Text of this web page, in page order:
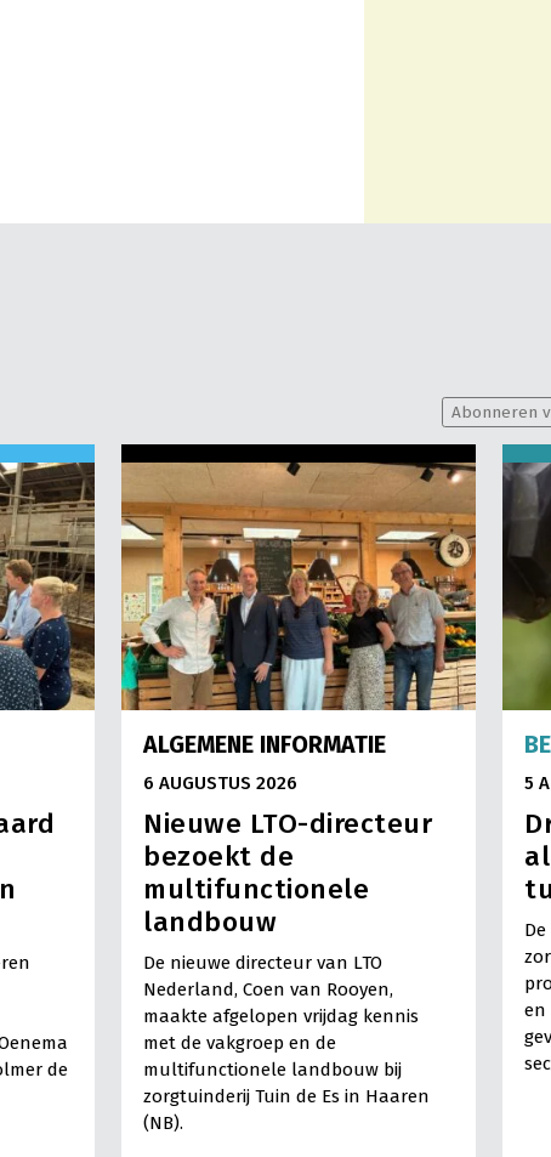
Abonneren
de
ALGEMENE INFORMATIE
6 AUGUSTUS 2026
Nieuwe LTO-directeur
bezoekt de
multifunctionele
landbouw
De nieuwe directeur van LTO
Nederland, Coen van Rooyen,
maakte afgelopen vrijdag kennis
met de vakgroep en de
multifunctionele landbouw bij
zorgtuinderij Tuin de Es in Haaren
(NB).
5
en